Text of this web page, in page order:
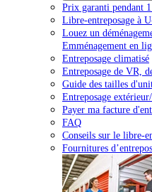
Prix garanti pendant 1
Libre-entreposage à
Louez un
Emménagement en
Entreposage climatisé
Entreposage de VR,
Guide des tailles
Entreposage
Payer ma facture
FAQ
Conseils sur le libre-
Fournitures